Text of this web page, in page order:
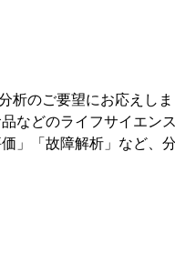
析のご要望にお応えしま
などのライフサイエン
」「故障解析」など、